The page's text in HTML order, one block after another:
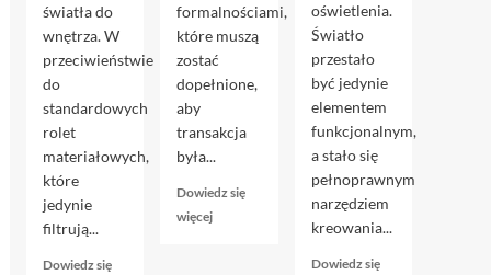
światła do
wnętrza. W
przeciwieństwie
do
standardowych
rolet
materiałowych,
które
jedynie
filtrują...
Dowiedz się
formalnościami,
które muszą
zostać
dopełnione,
aby
transakcja
była...
Dowiedz się
więcejDowiedz
oświetlenia.
Światło
przestało
być jedynie
elementem
funkcjonalnym,
a stało się
pełnoprawnym
narzędziem
kreowania...
Dowiedz się